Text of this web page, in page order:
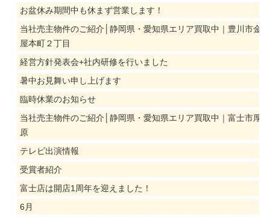
お盆休み期間中も休まず営業します！
当社売主物件のご紹介│静岡県・愛知県エリア買取中｜豊川市金
屋本町２丁目
経営方針発表会+社内研修を行いました
暑中お見舞い申し上げます
臨時休業のお知らせ
当社売主物件のご紹介│静岡県・愛知県エリア買取中｜富士市厚
原
テレビ出演情報
受賞者紹介
富士店は開店1周年を迎えました！
6月